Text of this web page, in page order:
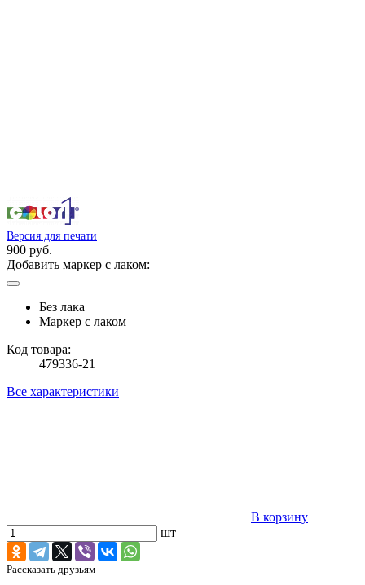
Версия для печати
900 руб.
Добавить маркер с лаком:
Без лака
Маркер с лаком
Код товара:
479336-21
Все характеристики
В корзину
шт
Рассказать друзьям